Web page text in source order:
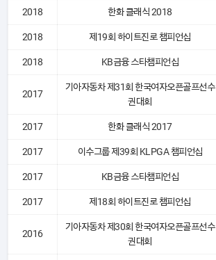
2018 한화 클래식 2018
2018 제19회 하이트진로 챔피언십
2018 KB금융 스타챔피언십
2017
기아자동차 제31회 한국여자오픈골프선수
권대회
2017 한화 클래식 2017
2017 이수그룹 제39회 KLPGA 챔피언십
2017 KB금융 스타챔피언십
2017 제18회 하이트진로 챔피언십
2016
기아자동차 제30회 한국여자오픈골프선수
권대회